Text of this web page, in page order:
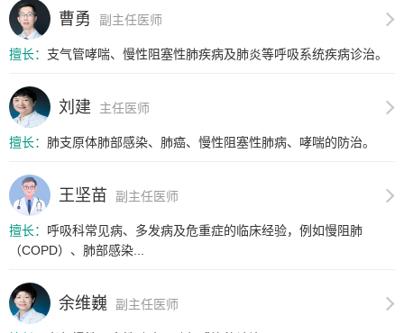
曹勇 副主任医师
擅长： 支气管哮喘、慢性阻塞性肺疾病及肺炎等呼吸系统疾病诊治。
刘建 主任医师
擅长： 肺支原体肺部感染、肺癌、慢性阻塞性肺病、哮喘的防治。
王坚苗 副主任医师
擅长： 呼吸科常见病、多发病及危重症的临床经验，例如慢阻肺
（COPD）、肺部感染...
余维巍 副主任医师